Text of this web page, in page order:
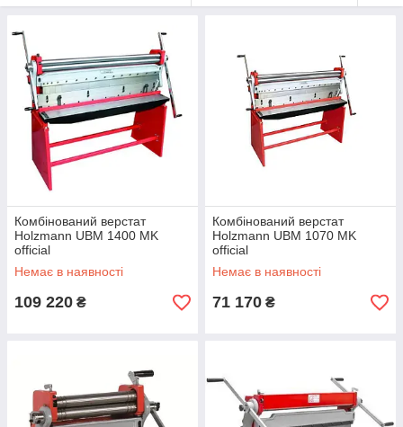
Комбінований верстат
Holzmann UBM 1400 MK
official
Немає в наявності
109 220 ₴
Комбінований верстат
Holzmann UBM 1070 MK
official
Немає в наявності
71 170 ₴